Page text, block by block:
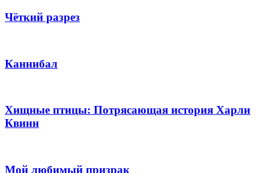
Чёткий разрез
Каннибал
Хищные птицы: Потрясающая история Харли
Квинн
Мой любимый призрак